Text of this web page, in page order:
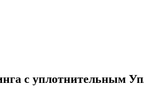
с уплотнительным